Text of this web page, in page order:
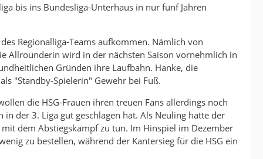
bis ins Bundesliga-Unterhaus in nur fünf Jahren
Regionalliga-Teams aufkommen. Nämlich von
Allrounderin wird in der nächsten Saison vornehmlich in
Gründen ihre Laufbahn. Hanke, die
"Standby-Spielerin" Gewehr bei Fuß.
die HSG-Frauen ihren treuen Fans allerdings noch
der 3. Liga gut geschlagen hat. Als Neuling hatte der
dem Abstiegskampf zu tun. Im Hinspiel im Dezember
zu bestellen, während der Kantersieg für die HSG ein